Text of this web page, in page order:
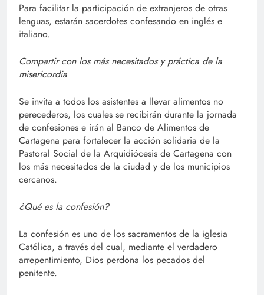
Para facilitar la participación de extranjeros de otras
lenguas, estarán sacerdotes confesando en inglés e
italiano.
Compartir con los más necesitados y práctica de la
misericordia
Se invita a todos los asistentes a llevar alimentos no
perecederos, los cuales se recibirán durante la jornada
de confesiones e irán al Banco de Alimentos de
Cartagena para fortalecer la acción solidaria de la
Pastoral Social de la Arquidiócesis de Cartagena con
los más necesitados de la ciudad y de los municipios
cercanos.
¿Qué es la confesión?
La confesión es uno de los sacramentos de la iglesia
Católica, a través del cual, mediante el verdadero
arrepentimiento, Dios perdona los pecados del
penitente.